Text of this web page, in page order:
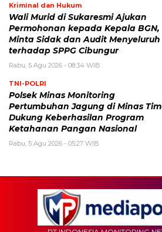
Kriminal dan Hukum
Wali Murid di Sukaresmi Ajukan
Permohonan kepada Kepala BGN,
Minta Sidak dan Audit Menyeluruh
terhadap SPPG Cibungur
Rabu, 5 Agu 2026 - 08:34 WIB
TNI-POLRI
Polsek Minas Monitoring
Pertumbuhan Jagung di Minas
Dukung Keberhasilan Program
Ketahanan Pangan Nasional
Rabu, 5 Agu 2026 - 05:27 WIB